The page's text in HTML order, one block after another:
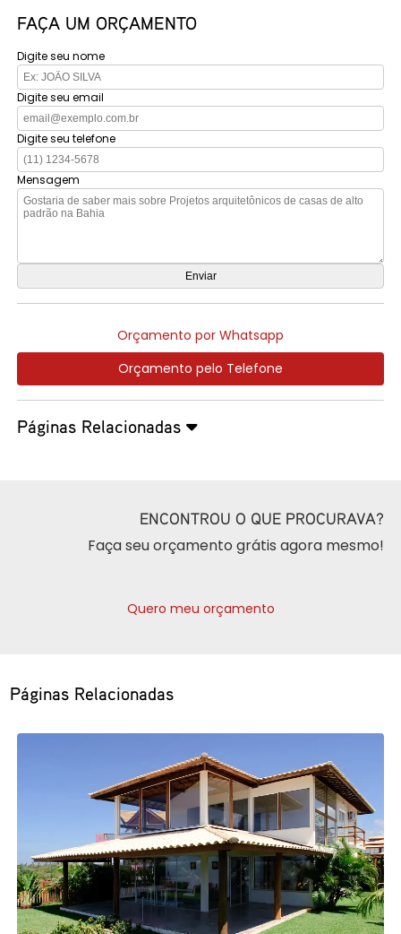
FAÇA UM ORÇAMENTO
Digite seu nome
Digite seu email
Digite seu telefone
Mensagem
Orçamento por Whatsapp
Orçamento pelo Telefone
Páginas Relacionadas
ENCONTROU O QUE PROCURAVA?
Faça seu orçamento grátis agora mesmo!
Quero meu orçamento
Páginas Relacionadas